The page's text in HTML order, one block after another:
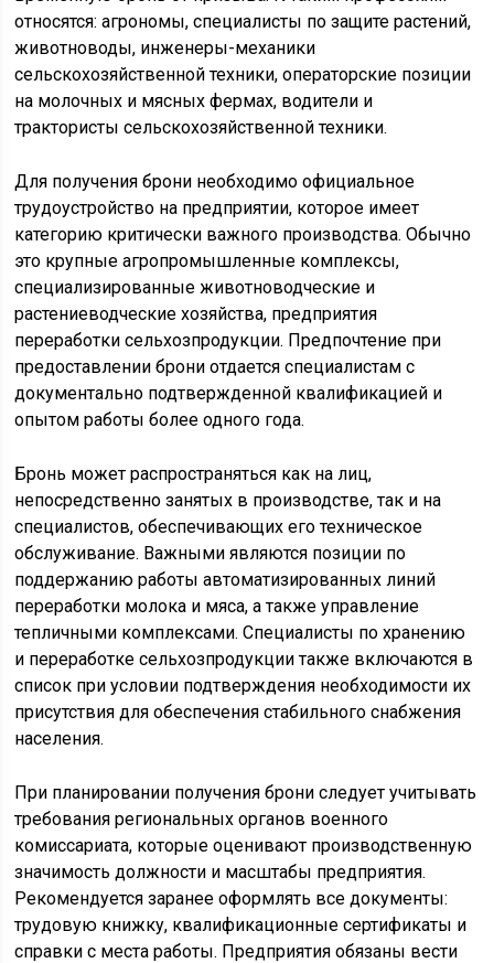
относятся: агрономы, специалисты по защите растений,
животноводы, инженеры-механики
сельскохозяйственной техники, операторские позиции
на молочных и мясных фермах, водители и
трактористы сельскохозяйственной техники.
Для получения брони необходимо официальное
трудоустройство на предприятии, которое имеет
категорию критически важного производства. Обычно
это крупные агропромышленные комплексы,
специализированные животноводческие и
растениеводческие хозяйства, предприятия
переработки сельхозпродукции. Предпочтение при
предоставлении брони отдается специалистам с
документально подтвержденной квалификацией и
опытом работы более одного года.
Бронь может распространяться как на лиц,
непосредственно занятых в производстве, так и на
специалистов, обеспечивающих его техническое
обслуживание. Важными являются позиции по
поддержанию работы автоматизированных линий
переработки молока и мяса, а также управление
тепличными комплексами. Специалисты по хранению
и переработке сельхозпродукции также включаются в
список при условии подтверждения необходимости их
присутствия для обеспечения стабильного снабжения
населения.
При планировании получения брони следует учитывать
требования региональных органов военного
комиссариата, которые оценивают производственную
значимость должности и масштабы предприятия.
Рекомендуется заранее оформлять все документы:
трудовую книжку, квалификационные сертификаты и
справки с места работы. Предприятия обязаны вести